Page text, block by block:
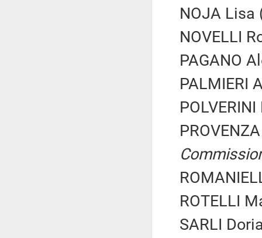
NOJA Lisa
NOVELLI
PAGANO
PALMIERI
ROTELLI
SARLI